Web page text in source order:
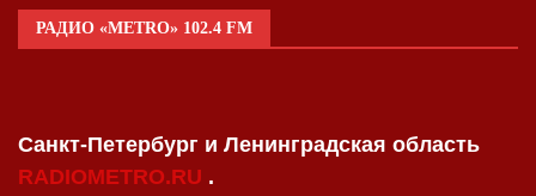
РАДИО «METRO» 102.4 FM
Санкт-Петербург и Ленинградская область
RADIOMETRO.RU .